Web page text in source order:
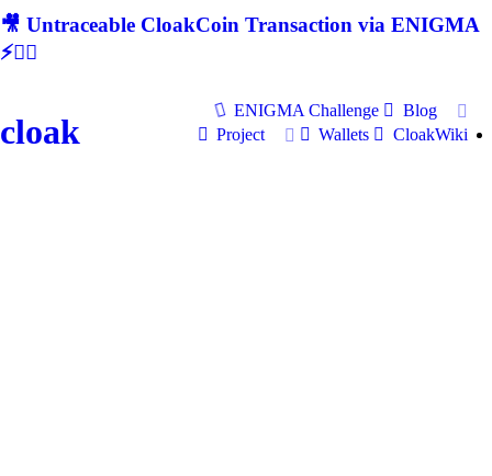
🎥 Untraceable CloakCoin Transaction via ENIGMA
⚡🕵‍♂
cloak
ENIGMA Challenge
Blog
Project
Wallets CloakWiki